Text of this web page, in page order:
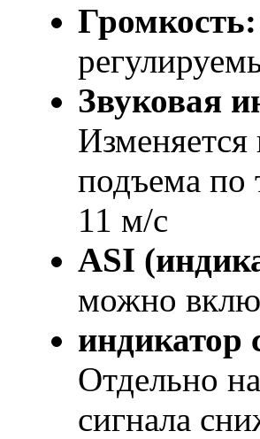
Громкость:
Звуковая
Изменяется
подъема по
11 м/с
ASI
можно
индикатор
Отдельно
сигнала